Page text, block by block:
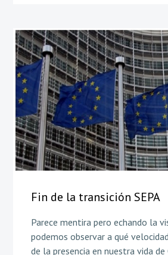
Fin de la transición SEPA
Parece mentira pero echando la
podemos observar a qué
de la presencia en nuestra vida